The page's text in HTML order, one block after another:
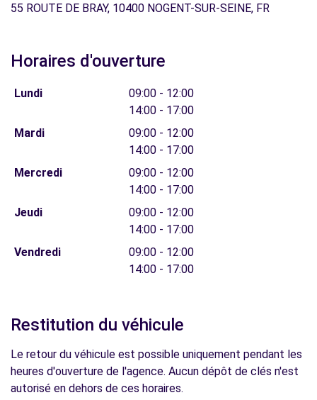
55 ROUTE DE BRAY, 10400 NOGENT-SUR-SEINE, FR
Horaires d'ouverture
Lundi
09:00 - 12:00
14:00 - 17:00
Mardi
09:00 - 12:00
14:00 - 17:00
Mercredi
09:00 - 12:00
14:00 - 17:00
Jeudi
09:00 - 12:00
14:00 - 17:00
Vendredi
09:00 - 12:00
14:00 - 17:00
Restitution du véhicule
Le retour du véhicule est possible uniquement pendant les
heures d'ouverture de l'agence. Aucun dépôt de clés n'est
autorisé en dehors de ces horaires.